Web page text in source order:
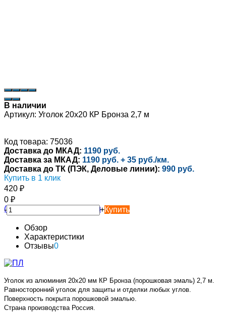
В наличии
Артикул: Уголок 20х20 КР Бронза 2,7 м
Код товара: 75036
Доставка до МКАД: 1190 руб.
Доставка за МКАД: 1190 руб. + 35 руб./км.
Доставка до ТК (ПЭК, Деловые линии): 990 руб.
Купить в 1 клик
420 ₽
0 ₽
-
+Купить
Обзор
Характеристики
Отзывы0
Уголок из алюминия 20х20 мм КР Бронза (порошковая эмаль) 2,7 м.
Равносторонний уголок для защиты и отделки любых углов.
Поверхность покрыта порошковой эмалью.
Страна производства Россия.